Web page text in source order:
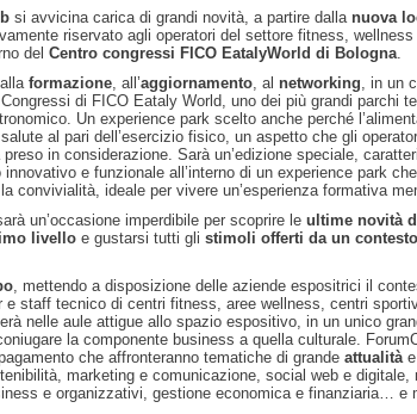
si avvicina carica di grandi novità, a partire dallanuova
riservato agli operatori del settore fitness,
del Centro congressi FICO EatalyWorld di Bologna.
formazione, all’aggiornamento, al networking, in un
di FICO Eataly World, uno dei più grandi parchi
Un experience park scelto anche perché
al pari dell’esercizio fisico, un aspetto che gli
in considerazione. Sarà un’edizione speciale,
innovativo e funzionale all’interno di un experience park
convivialità, ideale per vivere un’esperienza formativa
un’occasione imperdibile per scoprire le ultime novità
livello e gustarsi tutti gli stimoli offerti da un
, mettendo a disposizione delle aziende espositrici il
staff tecnico di centri fitness, aree wellness, centri
nelle aule attigue allo spazio espositivo, in un unico
la componente business a quella culturale.
che affronteranno tematiche di grande attualità
marketing e comunicazione, social web e digitale,
e organizzativi, gestione economica e finanziaria… e